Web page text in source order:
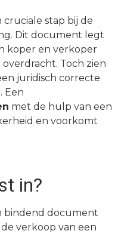
cruciale stap bij de
Dit document legt
koper en verkoper
Toch zien
juridisch correcte
Een
met de hulp van een
en voorkomt
in?
bindend document
verkoop van een